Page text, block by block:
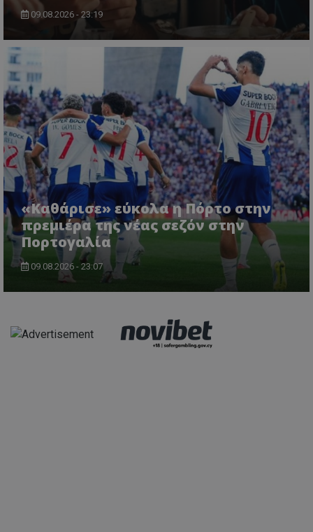
09.08.2026 - 23:19
«Καθάρισε» εύκολα η Πόρτο στην
πρεμιέρα της νέας σεζόν στην
Πορτογαλία
09.08.2026 - 23:07